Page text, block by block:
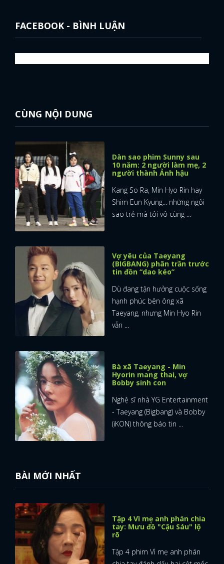
FACEBOOK - BÌNH LUẬN
CÙNG NỘI DUNG
Dàn sao phim Sunny sau
10 năm: 2 người làm mẹ, 2
người thành Ảnh hậu
Kang So Ra, Min Hyo Rin hay
Shim Eun Kyung... những ngôi
sao trẻ mà tôi vô cùng ...
Vợ yêu của Taeyang
(BIGBANG) phân trần trước
tin đồn “dao kéo”
Dù đang tận hưởng cuộc sống
hạnh phúc bên ông xã
Taeyang, nhưng Min Hyo Rin
vẫn ...
Bà xã Taeyang - Min
Hyorin mang thai, vợ
Bobby sinh con
Nghệ sĩ nhà YG Entertainment
- Taeyang (Bigbang) và Bobby
(iKON) thông báo tin ...
BÀI MỚI NHẤT
Tập 4 Vì mẹ anh phán chia
tay: Mưu đồ "Cậu Sáu" lộ
rõ
Tập 4 phim Vì mẹ anh phán